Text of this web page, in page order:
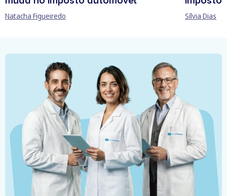
Natacha Figueiredo Sílvia Dias